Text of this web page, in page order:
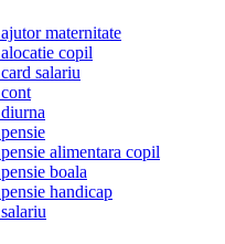
maternitate
copil
salariu
alimentara copil
boala
handicap